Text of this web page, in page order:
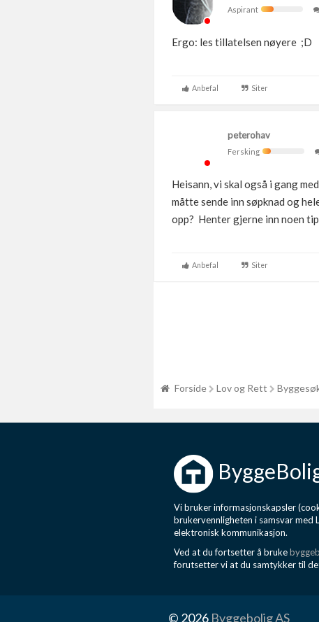
Aspirant
Ergo: les tillatelsen nøyere ;D
Anbefal Siter
peterohav
Fersking
Heisann, vi skal også i gang
måtte sende inn søpknad og
opp? Henter gjerne inn noen
Anbefal Siter
Forside Lov og Rett
Vi bruker informasjonskapsler
brukervennligheten i samsvar med
elektronisk kommunikasjon.
Ved at du fortsetter å bruke
forutsetter vi at du samtykker til
© 2026 Byggebolig AS